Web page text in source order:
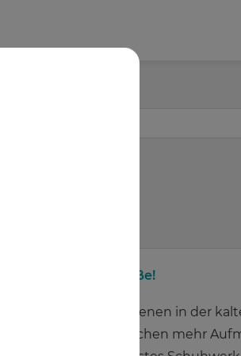
Zeigt her Eure Füße!
Unsere Füße verdienen in der
Jahreszeit ein bisschen mehr